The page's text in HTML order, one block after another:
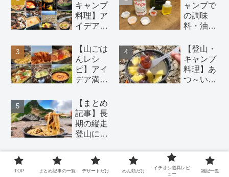
キャンプ
料理】ア
イデアい
簡単初心
者向け山
ごはんレ
シピ 18
類、鍋、
おつま
み、デザ
ート）
ャンプで
の調味
料・油の
には 100
円均一ア
イテム が
おすす
【山ごは
んレシ
ピ】アイ
デア満載
る絶品パ
スタ16選
【湯切り
不要】
【登山・
キャンプ
料理】あ
つ～い夏
【まとめ
記事】長
期の縦走
登山にオ
日持ち材
料で二日
目以降で
お問い合わせ
TOP まとめ記事の一覧 デザートだけ めん類だけ
イチオシ道具レビ
ュー
雑記一覧